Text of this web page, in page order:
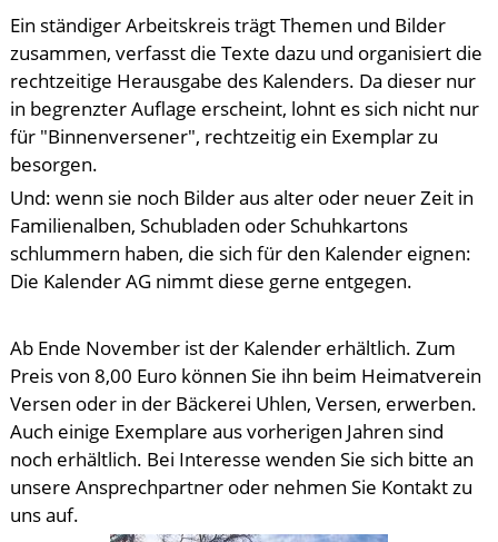
Ein ständiger Arbeitskreis trägt Themen und Bilder
zusammen, verfasst die Texte dazu und organisiert die
rechtzeitige Herausgabe des Kalenders. Da dieser nur
in begrenzter Auflage erscheint, lohnt es sich nicht nur
für "Binnenversener", rechtzeitig ein Exemplar zu
besorgen.
Und: wenn sie noch Bilder aus alter oder neuer Zeit in
Familienalben, Schubladen oder Schuhkartons
schlummern haben, die sich für den Kalender eignen:
Die Kalender AG nimmt diese gerne entgegen.
Ab Ende November ist der Kalender erhältlich. Zum
Preis von 8,00 Euro können Sie ihn beim Heimatverein
Versen oder in der Bäckerei Uhlen, Versen, erwerben.
Auch einige Exemplare aus vorherigen Jahren sind
noch erhältlich. Bei Interesse wenden Sie sich bitte an
unsere Ansprechpartner oder nehmen Sie Kontakt zu
uns auf.